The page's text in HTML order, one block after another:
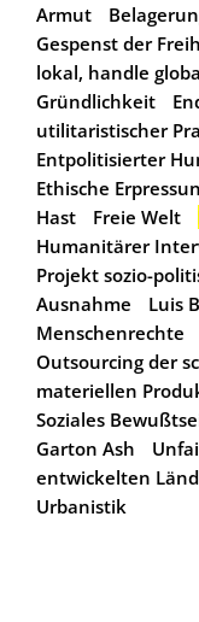
Armut
Gespenst der
lokal, handle
Gründlichkeit
utilitaristischer
Entpolitisierter
Ethische
Hast
Freie Welt
Humanitärer
Projekt sozio-
Ausnahme
Luis
Menschenrechte
Outsourcing der
materiellen
Soziales
Garton Ash
entwickelten
Urbanistik